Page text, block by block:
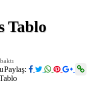
Tablo
Paylaş: